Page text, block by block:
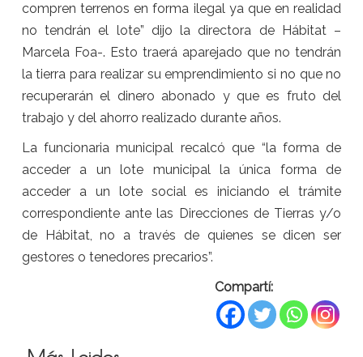
compren terrenos en forma ilegal ya que en realidad
no tendrán el lote” dijo la directora de Hábitat –
Marcela Foa-. Esto traerá aparejado que no tendrán
la tierra para realizar su emprendimiento si no que no
recuperarán el dinero abonado y que es fruto del
trabajo y del ahorro realizado durante años.
La funcionaria municipal recalcó que “la forma de
acceder a un lote municipal la única forma de
acceder a un lote social es iniciando el trámite
correspondiente ante las Direcciones de Tierras y/o
de Hábitat, no a través de quienes se dicen ser
gestores o tenedores precarios”.
Compartí: